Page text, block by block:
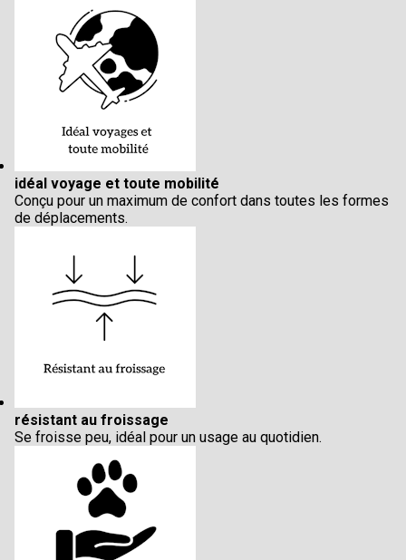
idéal voyage et toute mobilité
Conçu pour un maximum de confort dans toutes les formes
de déplacements.
résistant au froissage
Se froisse peu, idéal pour un usage au quotidien.